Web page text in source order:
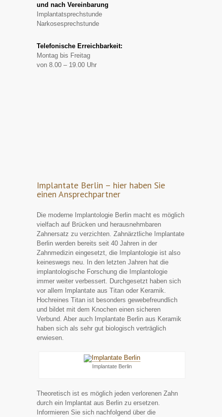
und nach Vereinbarung
Implantatsprechstunde
Narkosesprechstunde
Telefonische Erreichbarkeit:
Montag bis Freitag
von 8.00 – 19.00 Uhr
Implantate Berlin – hier haben Sie
einen Ansprechpartner
Die moderne Implantologie Berlin macht es möglich
vielfach auf Brücken und herausnehmbaren
Zahnersatz zu verzichten. Zahnärztliche Implantate
Berlin werden bereits seit 40 Jahren in der
Zahnmedizin eingesetzt, die Implantologie ist also
keineswegs neu. In den letzten Jahren hat die
implantologische Forschung die Implantologie
immer weiter verbessert. Durchgesetzt haben sich
vor allem Implantate aus Titan oder Keramik.
Hochreines Titan ist besonders gewebefreundlich
und bildet mit dem Knochen einen sicheren
Verbund. Aber auch Implantate Berlin aus Keramik
haben sich als sehr gut biologisch verträglich
erwiesen.
Implantate Berlin
Theoretisch ist es möglich jeden verlorenen Zahn
durch ein Implantat aus Berlin zu ersetzen.
Informieren Sie sich nachfolgend über die